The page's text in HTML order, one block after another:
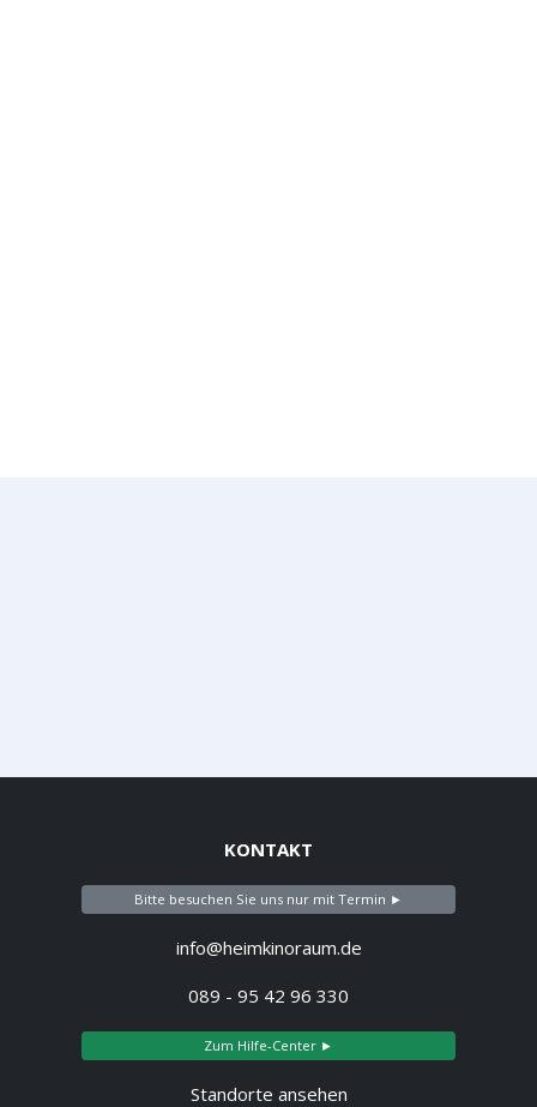
KONTAKT
Bitte besuchen Sie uns nur mit Termin ►
info@heimkinoraum.de
089 - 95 42 96 330
Zum Hilfe-Center ►
Standorte ansehen